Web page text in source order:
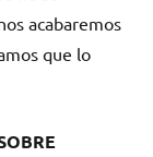
acabaremos
que lo